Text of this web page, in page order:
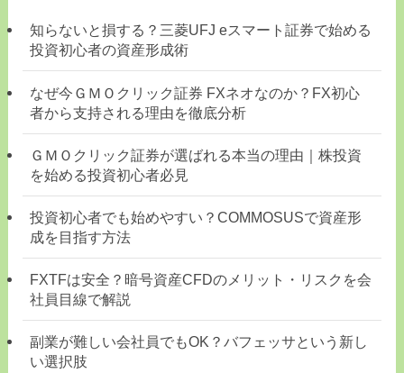
知らないと損する？三菱UFJ eスマート証券で始める
投資初心者の資産形成術
なぜ今ＧＭＯクリック証券 FXネオなのか？FX初心
者から支持される理由を徹底分析
ＧＭＯクリック証券が選ばれる本当の理由｜株投資
を始める投資初心者必見
投資初心者でも始めやすい？COMMOSUSで資産形
成を目指す方法
FXTFは安全？暗号資産CFDのメリット・リスクを会
社員目線で解説
副業が難しい会社員でもOK？バフェッサという新し
い選択肢